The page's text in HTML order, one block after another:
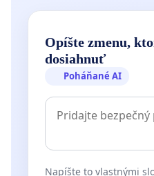
Opíšte zmenu,
dosiahnuť
Poháňané AI
Napíšte to vlastnými